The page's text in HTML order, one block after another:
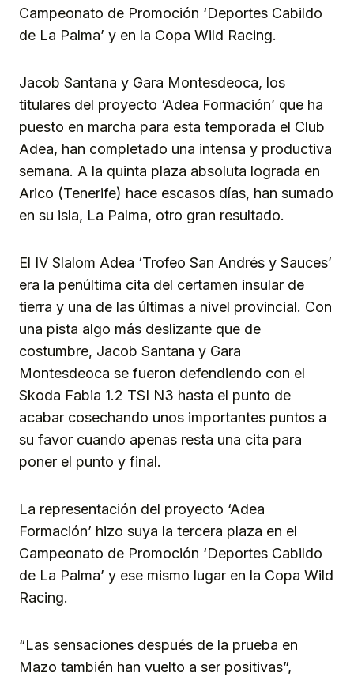
Campeonato de Promoción ‘Deportes Cabildo
de La Palma’ y en la Copa Wild Racing.
Jacob Santana y Gara Montesdeoca, los
titulares del proyecto ‘Adea Formación’ que ha
puesto en marcha para esta temporada el Club
Adea, han completado una intensa y productiva
semana. A la quinta plaza absoluta lograda en
Arico (Tenerife) hace escasos días, han sumado
en su isla, La Palma, otro gran resultado.
El IV Slalom Adea ‘Trofeo San Andrés y Sauces’
era la penúltima cita del certamen insular de
tierra y una de las últimas a nivel provincial. Con
una pista algo más deslizante que de
costumbre, Jacob Santana y Gara
Montesdeoca se fueron defendiendo con el
Skoda Fabia 1.2 TSI N3 hasta el punto de
acabar cosechando unos importantes puntos a
su favor cuando apenas resta una cita para
poner el punto y final.
La representación del proyecto ‘Adea
Formación’ hizo suya la tercera plaza en el
Campeonato de Promoción ‘Deportes Cabildo
de La Palma’ y ese mismo lugar en la Copa Wild
Racing.
“Las sensaciones después de la prueba en
Mazo también han vuelto a ser positivas”,